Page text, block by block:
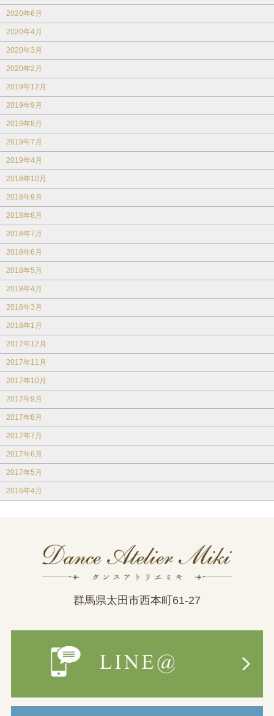
2020年6月
2020年4月
2020年3月
2020年2月
2019年12月
2019年9月
2019年8月
2019年7月
2019年4月
2018年10月
2018年9月
2018年8月
2018年7月
2018年6月
2018年5月
2018年4月
2018年3月
2018年1月
2017年12月
2017年11月
2017年10月
2017年9月
2017年8月
2017年7月
2017年6月
2017年5月
2016年4月
群馬県太田市西本町61-27